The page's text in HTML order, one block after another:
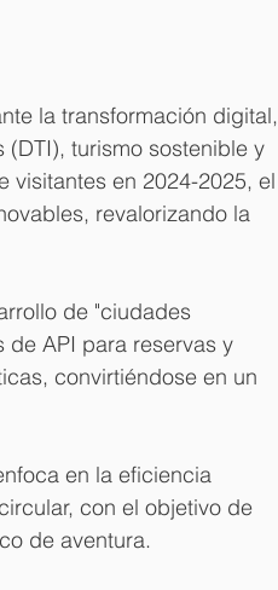
la transformación digital,
turismo sostenible y
visitantes en 2024-2025, el
revalorizando la
de "ciudades
de API para reservas y
convirtiéndose en un
en la eficiencia
con el objetivo de
de aventura.